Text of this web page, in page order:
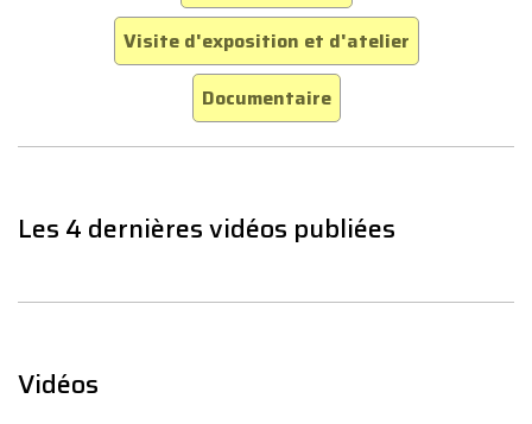
Visite d'exposition et d'atelier
Documentaire
Les 4 dernières vidéos publiées
Vidéos